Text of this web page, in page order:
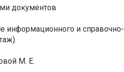
документов
информационного и справочно-
М. Е.